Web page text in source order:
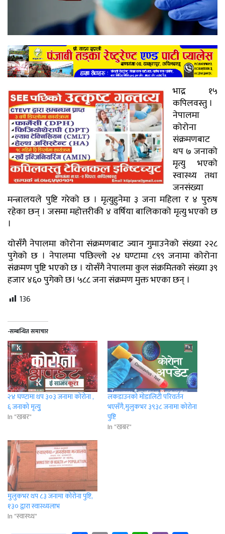
भाद्र १५
कपिलवस्तु ।
नेपालमा
कोरोना
संक्रमणबाट
थप ७ जनाको
मृत्यु भएको
स्वास्थ्य तथा
जनसंख्या
मन्त्रालयले पुष्टि गरेको छ । मृत्युहुनेमा ३ जना महिला र ४ पुरुष
रहेका छन् । जसमा महोत्तरीकी ४ वर्षिया बालिकाको मृत्यु भएको छ
।
योसँगै नेपालमा कोरोना संक्रमणबाट ज्यान गुमाउनेको संख्या २२८
पुगेको छ । नेपालमा पछिल्लो २४ घण्टामा ८९९ जनामा कोरोना
संक्रमण पुष्टि भएको छ । योसँगै नेपालमा कुल संक्रमितको संख्या ३९
हजार ४६० पुगेको छ। ५८८ जना संक्रमण मुक्त भएका छन् ।
136
-सम्बन्धित समाचार
२४ घण्टामा थप ३०३ जनामा कोरोना ,
६ जनाको मृत्युु
In "खबर"
लकडाउनको मोडालिटी परिवर्तन
भएसँगै,मुलुकभर ३९३८ जनामा कोरोना
पुष्टि
In "खबर"
मुलुकभर थप ८३ जनामा कोरोना पुष्टि,
१३० द्वारा स्वास्थ्यलाभ
In "स्वास्थ्थ"